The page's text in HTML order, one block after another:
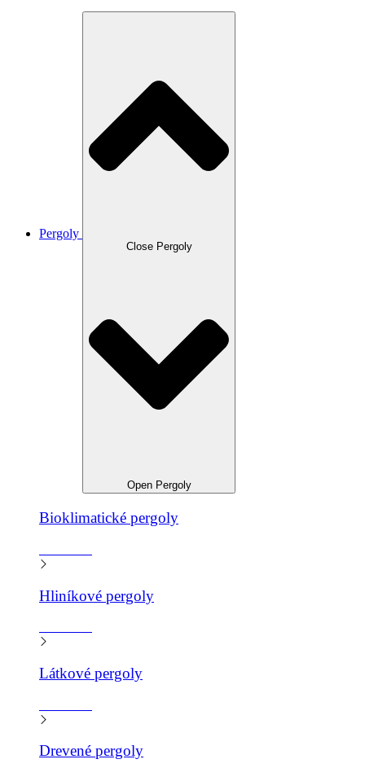
Pergoly
Close Pergoly
Open Pergoly
Bioklimatické pergoly
Hliníkové pergoly
Látkové pergoly
Drevené pergoly